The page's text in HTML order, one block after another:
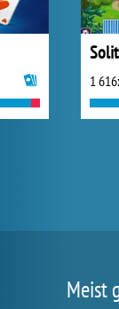
1
Meist